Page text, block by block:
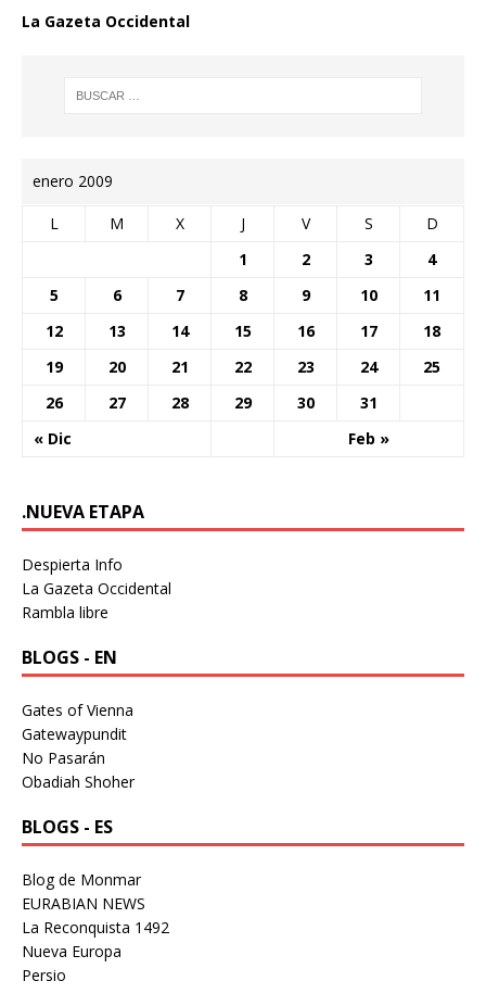
La Gazeta Occidental
enero 2009
L M X J V S D
« Dic Feb »
1 2 3
4
5
6 7 8 9 10
11
12
13 14 15 16 17
18
19
20 21 22 23 24
25
26
27 28 29 30 31
.NUEVA ETAPA
Despierta Info
La Gazeta Occidental
Rambla libre
BLOGS - EN
Gates of Vienna
Gatewaypundit
No Pasarán
Obadiah Shoher
BLOGS - ES
Blog de Monmar
EURABIAN NEWS
La Reconquista 1492
Nueva Europa
Persio